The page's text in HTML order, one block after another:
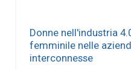
Donne nell'industria
femminile nelle
interconnesse